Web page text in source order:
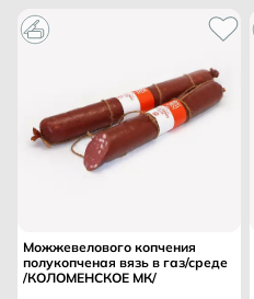
Можжевелового копчения
полукопченая вязь в газ/среде
/КОЛОМЕНСКОЕ МК/